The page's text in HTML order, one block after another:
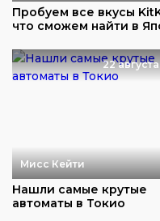
Пробуем все вкусы
что сможем найти в
22
Мисс Кейти
Нашли самые крутые
автоматы в Токио